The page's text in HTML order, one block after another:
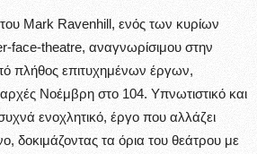
Mark Ravenhill, ενός των κυρίων
theatre, αναγνωρίσιμου στην
πλήθος επιτυχημένων έργων,
Νοέμβρη στο 104. Υπνωτιστικό και
ενοχλητικό, έργο που αλλάζει
δοκιμάζοντας τα όρια του θεάτρου με